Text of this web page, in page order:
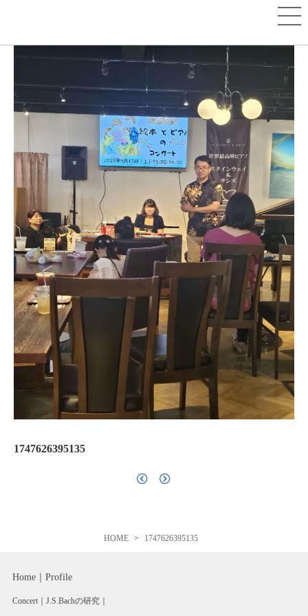
1747626395135
HOME 1747626395135
Home Profile
Concert J.S.Bachの研究